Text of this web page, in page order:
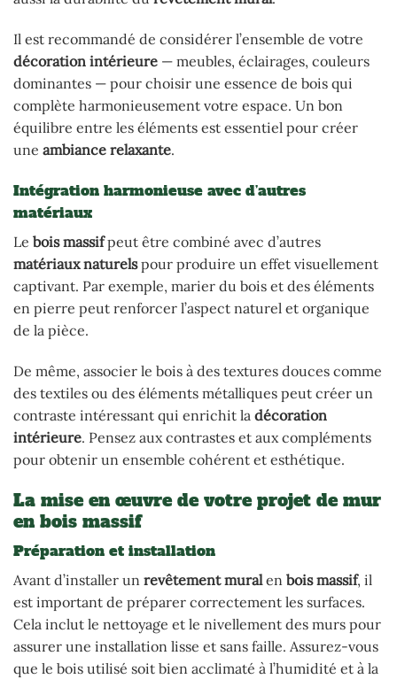
Il est recommandé de considérer l’ensemble de votre
décoration intérieure — meubles, éclairages, couleurs
dominantes — pour choisir une essence de bois qui
complète harmonieusement votre espace. Un bon
équilibre entre les éléments est essentiel pour créer
une ambiance relaxante.
Intégration harmonieuse avec d’autres
matériaux
Le bois massifpeut être combiné avec d’autres
matériaux naturelspour produire un effet visuellement
captivant. Par exemple, marier du bois et des éléments
en pierre peut renforcer l’aspect naturel et organique
de la pièce.
De même, associer le bois à des textures douces comme
des textiles ou des éléments métalliques peut créer un
contraste intéressant qui enrichit la décoration
intérieure. Pensez aux contrastes et aux compléments
pour obtenir un ensemble cohérent et esthétique.
La mise en œuvre de votre projet de mur
en bois massif
Préparation et installation
Avant d’installer un revêtement muralen bois massif, il
est important de préparer correctement les surfaces.
Cela inclut le nettoyage et le nivellement des murs pour
assurer une installation lisse et sans faille. Assurez-vous
que le bois utilisé soit bien acclimaté à l’humidité et à la